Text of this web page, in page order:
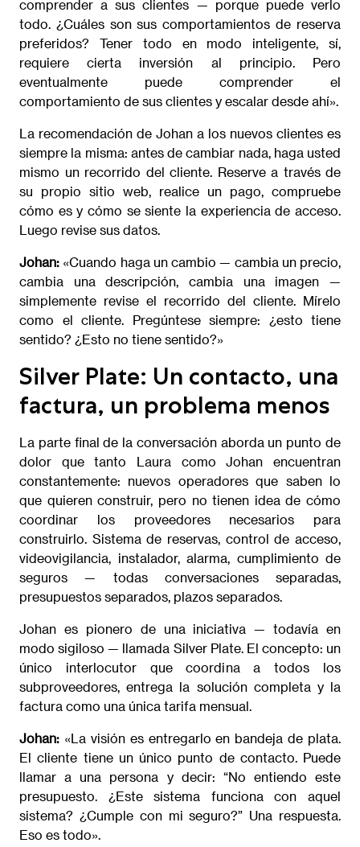
comprender a sus clientes — porque puede verlo
todo. ¿Cuáles son sus comportamientos de reserva
preferidos? Tener todo en modo inteligente, sí,
requiere cierta inversión al principio. Pero
eventualmente puede comprender el
comportamiento de sus clientes y escalar desde ahí».
La recomendación de Johan a los nuevos clientes es
siempre la misma: antes de cambiar nada, haga usted
mismo un recorrido del cliente. Reserve a través de
su propio sitio web, realice un pago, compruebe
cómo es y cómo se siente la experiencia de acceso.
Luego revise sus datos.
Johan: «Cuando haga un cambio — cambia un precio,
cambia una descripción, cambia una imagen —
simplemente revise el recorrido del cliente. Mírelo
como el cliente. Pregúntese siempre: ¿esto tiene
sentido? ¿Esto no tiene sentido?»
Silver Plate: Un contacto, una
factura, un problema menos
La parte final de la conversación aborda un punto de
dolor que tanto Laura como Johan encuentran
constantemente: nuevos operadores que saben lo
que quieren construir, pero no tienen idea de cómo
coordinar los proveedores necesarios para
construirlo. Sistema de reservas, control de acceso,
videovigilancia, instalador, alarma, cumplimiento de
seguros — todas conversaciones separadas,
presupuestos separados, plazos separados.
Johan es pionero de una iniciativa — todavía en
modo sigiloso — llamada Silver Plate. El concepto: un
único interlocutor que coordina a todos los
subproveedores, entrega la solución completa y la
factura como una única tarifa mensual.
Johan: «La visión es entregarlo en bandeja de plata.
El cliente tiene un único punto de contacto. Puede
llamar a una persona y decir: “No entiendo este
presupuesto. ¿Este sistema funciona con aquel
sistema? ¿Cumple con mi seguro?” Una respuesta.
Eso es todo».